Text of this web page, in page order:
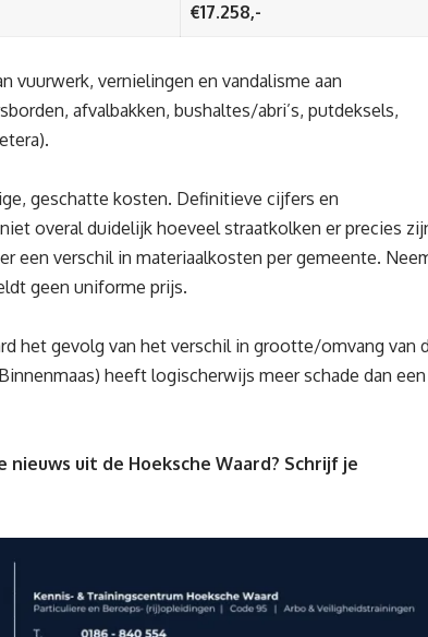
€17.258,-
vuurwerk, vernielingen en vandalisme aan
afvalbakken, bushaltes/abri’s, putdeksels,
geschatte kosten. Definitieve cijfers en
overal duidelijk hoeveel straatkolken er precies
een verschil in materiaalkosten per gemeente.
geen uniforme prijs.
het gevolg van het verschil in grootte/omvang van
heeft logischerwijs meer schade dan een
uit de Hoeksche Waard? Schrijf je